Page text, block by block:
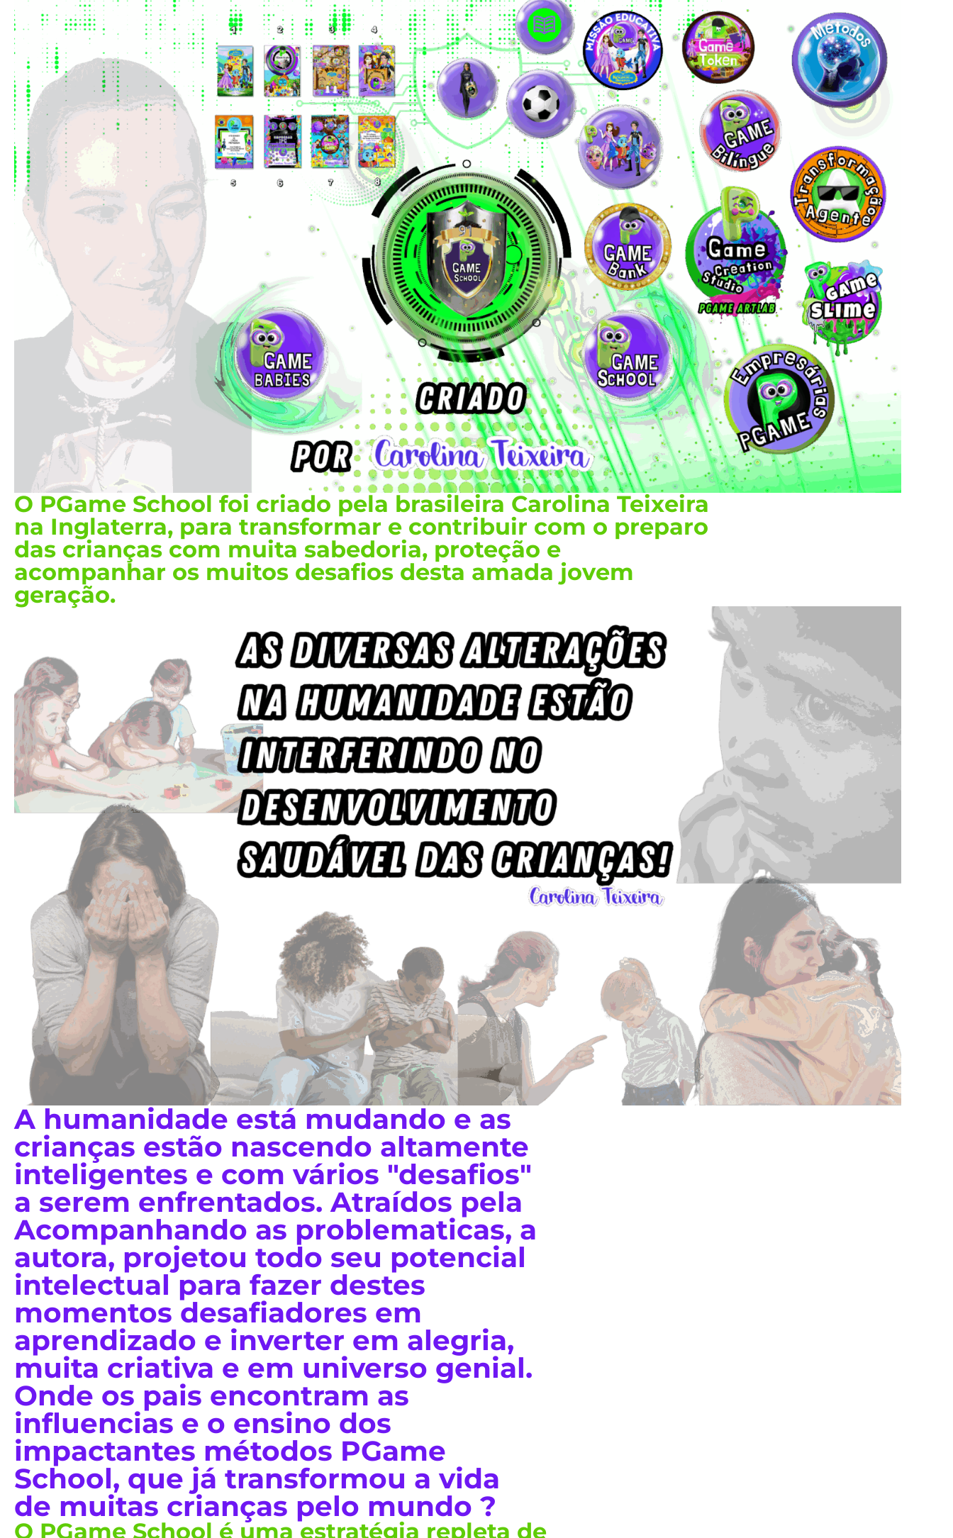
O PGame School foi criado pela brasileira Carolina Teixeira
na Inglaterra, para transformar e contribuir com o preparo
das crianças com muita sabedoria, proteção e
acompanhar os muitos desafios desta amada jovem
geração.
A humanidade está mudando e as
crianças estão nascendo altamente
inteligentes e com vários "desafios"
a serem enfrentados. Atraídos pela
Acompanhando as problematicas, a
autora, projetou todo seu potencial
intelectual para fazer destes
momentos desafiadores em
aprendizado e inverter em alegria,
muita criativa e em universo genial.
Onde os pais encontram as
influencias e o ensino dos
impactantes métodos PGame
School, que já transformou a vida
de muitas crianças pelo mundo ?
O PGame School é uma estratégia repleta de